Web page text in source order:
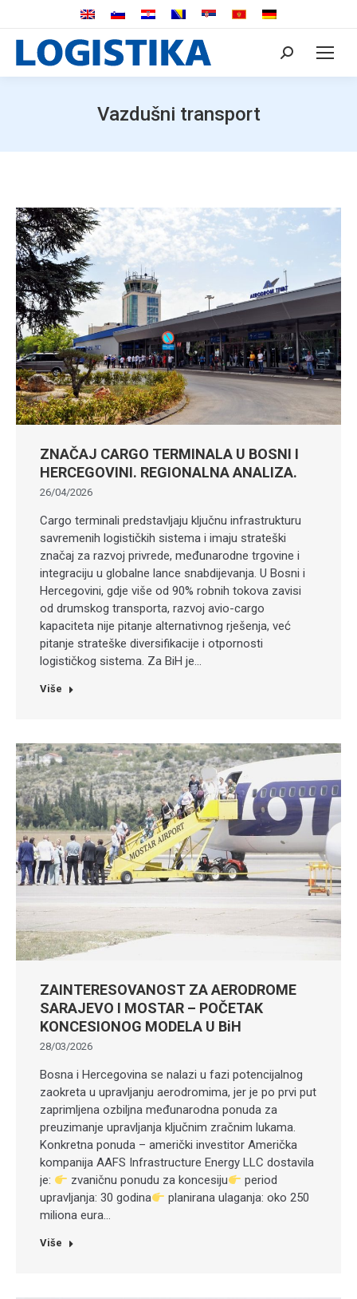
Search:
Vazdušni transport
ZNAČAJ CARGO TERMINALA U BOSNI I
HERCEGOVINI. REGIONALNA ANALIZA.
26/04/2026
Cargo terminali predstavljaju ključnu infrastrukturu
savremenih logističkih sistema i imaju strateški
značaj za razvoj privrede, međunarodne trgovine i
integraciju u globalne lance snabdijevanja. U Bosni i
Hercegovini, gdje više od 90% robnih tokova zavisi
od drumskog transporta, razvoj avio-cargo
kapaciteta nije pitanje alternativnog rješenja, već
pitanje strateške diversifikacije i otpornosti
logističkog sistema. Za BiH je…
Više
ZAINTERESOVANOST ZA AERODROME
SARAJEVO I MOSTAR – POČETAK
KONCESIONOG MODELA U BiH
28/03/2026
Bosna i Hercegovina se nalazi u fazi potencijalnog
zaokreta u upravljanju aerodromima, jer je po prvi put
zaprimljena ozbiljna međunarodna ponuda za
preuzimanje upravljanja ključnim zračnim lukama.
Konkretna ponuda – američki investitor Američka
kompanija AAFS Infrastructure Energy LLC dostavila
je:
zvaničnu ponudu za koncesiju
period
upravljanja: 30 godina
planirana ulaganja: oko 250
miliona eura…
Više